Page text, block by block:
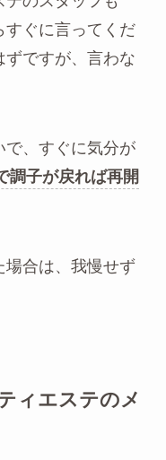
すぐに言ってくだ
ずですが、言わな
で、すぐに気分が
調子が戻れば再開
場合は、我慢せず
ィエステのメ